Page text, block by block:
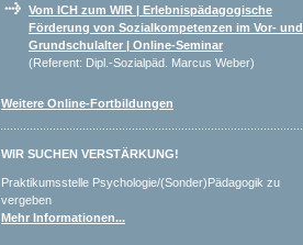
Vom ICH zum WIR | Erlebnispädagogische
Förderung von Sozialkompetenzen im Vor- und
Grundschulalter | Online-Seminar
(Referent: Dipl.-Sozialpäd. Marcus Weber)
Weitere Online-Fortbildungen
WIR SUCHEN VERSTÄRKUNG!
Praktikumsstelle Psychologie/(Sonder)Pädagogik zu
vergeben
Mehr Informationen...